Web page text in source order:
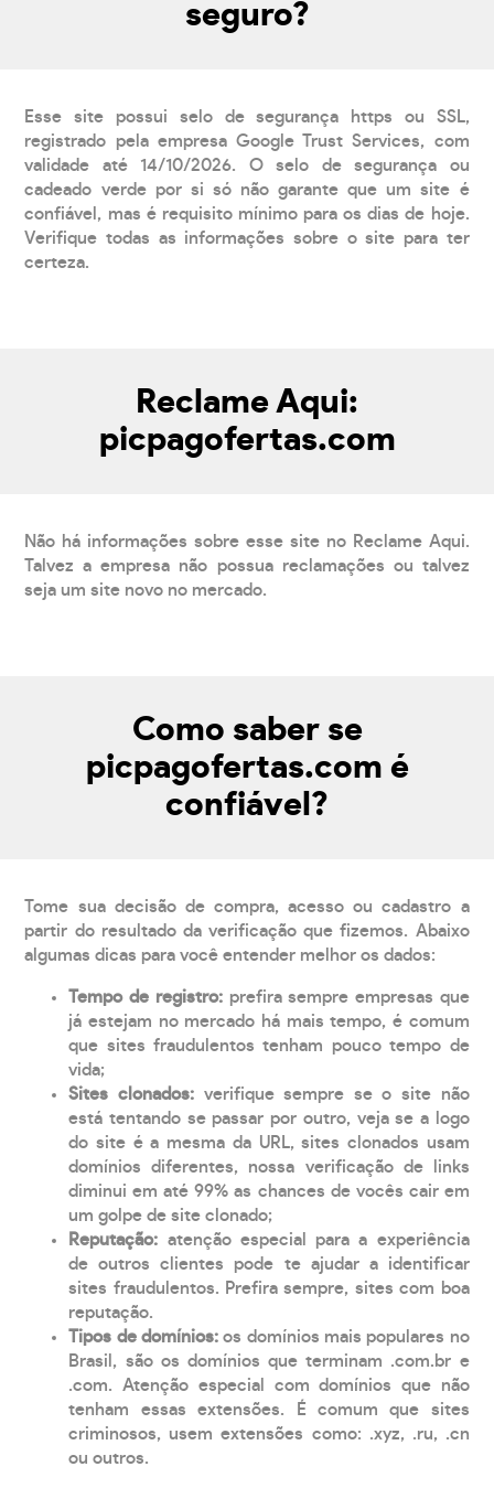
seguro?
Esse site possui selo de segurança https ou SSL,
registrado pela empresa Google Trust Services, com
validade até 14/10/2026. O selo de segurança ou
cadeado verde por si só não garante que um site é
confiável, mas é requisito mínimo para os dias de hoje.
Verifique todas as informações sobre o site para ter
certeza.
Reclame Aqui:
picpagofertas.com
Não há informações sobre esse site no Reclame Aqui.
Talvez a empresa não possua reclamações ou talvez
seja um site novo no mercado.
Como saber se
picpagofertas.com é
confiável?
Tome sua decisão de compra, acesso ou cadastro a
partir do resultado da verificação que fizemos. Abaixo
algumas dicas para você entender melhor os dados:
Tempo de registro: prefira sempre empresas que
já estejam no mercado há mais tempo, é comum
que sites fraudulentos tenham pouco tempo de
vida;
Sites clonados: verifique sempre se o site não
está tentando se passar por outro, veja se a logo
do site é a mesma da URL, sites clonados usam
domínios diferentes, nossa verificação de links
diminui em até 99% as chances de vocês cair em
um golpe de site clonado;
Reputação: atenção especial para a experiência
de outros clientes pode te ajudar a identificar
sites fraudulentos. Prefira sempre, sites com boa
reputação.
Tipos de domínios:os domínios mais populares no
Brasil, são os domínios que terminam .com.br e
.com. Atenção especial com domínios que não
tenham essas extensões. É comum que sites
criminosos, usem extensões como: .xyz, .ru, .cn
ou outros.